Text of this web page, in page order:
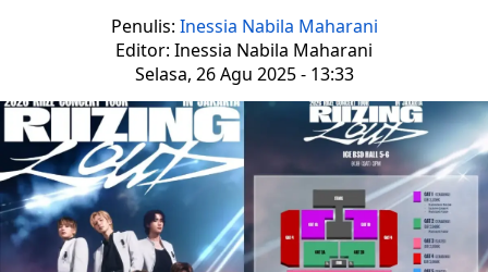
Penulis: Inessia Nabila Maharani
Editor: Inessia Nabila Maharani
Selasa, 26 Agu 2025 - 13:33